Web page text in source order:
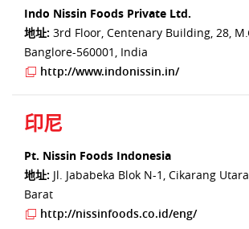
Indo Nissin Foods Private Ltd.
地址: 3rd Floor, Centenary Building, 28,
Banglore-560001, India
http://www.indonissin.in/
印尼
Pt. Nissin Foods Indonesia
地址: Jl. Jababeka Blok N-1, Cikarang
Barat
http://nissinfoods.co.id/eng/